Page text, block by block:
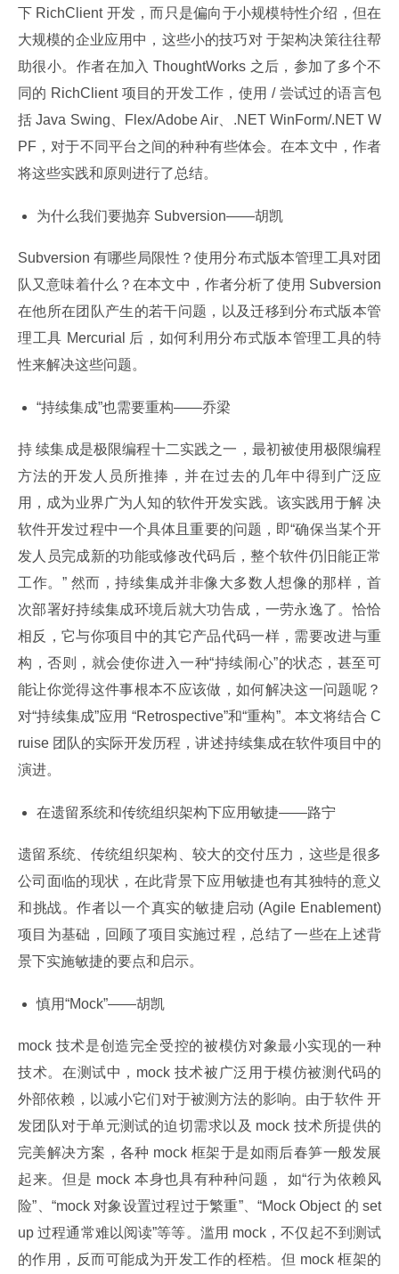
下 RichClient 开发，而只是偏向于小规模特性介绍，但在
大规模的企业应用中，这些小的技巧对 于架构决策往往帮
助很小。作者在加入 ThoughtWorks 之后，参加了多个不
同的 RichClient 项目的开发工作，使用 / 尝试过的语言包
括 Java Swing、Flex/Adobe Air、.NET WinForm/.NET W
PF，对于不同平台之间的种种有些体会。在本文中，作者
将这些实践和原则进行了总结。
为什么我们要抛弃 Subversion——胡凯
Subversion 有哪些局限性？使用分布式版本管理工具对团
队又意味着什么？在本文中，作者分析了使用 Subversion
在他所在团队产生的若干问题，以及迁移到分布式版本管
理工具 Mercurial 后，如何利用分布式版本管理工具的特
性来解决这些问题。
“持续集成”也需要重构——乔梁
持 续集成是极限编程十二实践之一，最初被使用极限编程
方法的开发人员所推捧，并在过去的几年中得到广泛应
用，成为业界广为人知的软件开发实践。该实践用于解 决
软件开发过程中一个具体且重要的问题，即“确保当某个开
发人员完成新的功能或修改代码后，整个软件仍旧能正常
工作。” 然而，持续集成并非像大多数人想像的那样，首
次部署好持续集成环境后就大功告成，一劳永逸了。恰恰
相反，它与你项目中的其它产品代码一样，需要改进与重
构，否则，就会使你进入一种“持续闹心”的状态，甚至可
能让你觉得这件事根本不应该做，如何解决这一问题呢？
对“持续集成”应用 “Retrospective”和“重构”。本文将结合 C
ruise 团队的实际开发历程，讲述持续集成在软件项目中的
演进。
在遗留系统和传统组织架构下应用敏捷——路宁
遗留系统、传统组织架构、较大的交付压力，这些是很多
公司面临的现状，在此背景下应用敏捷也有其独特的意义
和挑战。作者以一个真实的敏捷启动 (Agile Enablement)
项目为基础，回顾了项目实施过程，总结了一些在上述背
景下实施敏捷的要点和启示。
慎用“Mock”——胡凯
mock 技术是创造完全受控的被模仿对象最小实现的一种
技术。在测试中，mock 技术被广泛用于模仿被测代码的
外部依赖，以减小它们对于被测方法的影响。由于软件 开
发团队对于单元测试的迫切需求以及 mock 技术所提供的
完美解决方案，各种 mock 框架于是如雨后春笋一般发展
起来。但是 mock 本身也具有种种问题， 如“行为依赖风
险”、“mock 对象设置过程过于繁重”、“Mock Object 的 set
up 过程通常难以阅读”等等。滥用 mock，不仅起不到测试
的作用，反而可能成为开发工作的桎梏。但 mock 框架的